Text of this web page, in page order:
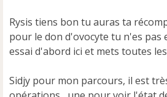
Rysis tiens bon tu auras ta
pour le don d'ovocyte tu n'es pas
essai d'abord ici et mets toutes
Sidjy pour mon parcours, il est